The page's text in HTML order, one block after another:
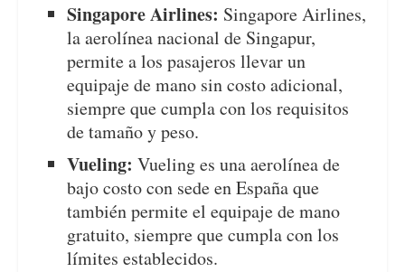
Singapore Airlines: Singapore Airlines,
la aerolínea nacional de Singapur,
permite a los pasajeros llevar un
equipaje de mano sin costo adicional,
siempre que cumpla con los requisitos
de tamaño y peso.
Vueling: Vueling es una aerolínea de
bajo costo con sede en España que
también permite el equipaje de mano
gratuito, siempre que cumpla con los
límites establecidos.